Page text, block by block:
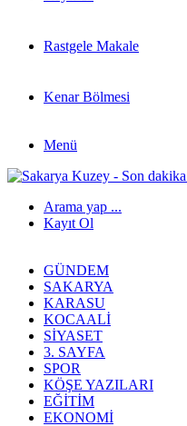
Rastgele Makale
Kenar Bölmesi
Menü
Arama yap ...
Kayıt Ol
GÜNDEM
SAKARYA
KARASU
KOCAALI
SIYASET
3. SAYFA
SPOR
KÖŞE YAZILARI
EĞITIM
EKONOMI